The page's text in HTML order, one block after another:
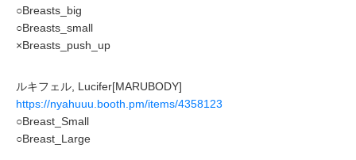
○Breasts_big
○Breasts_small
×Breasts_push_up
ルキフェル, Lucifer[MARUBODY]
https://nyahuuu.booth.pm/items/4358123
○Breast_Small
○Breast_Large